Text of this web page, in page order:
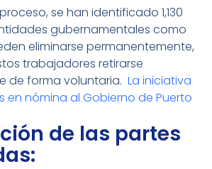
se han identificado 1,130
gubernamentales como
eliminarse permanentemente,
trabajadores retirarse
de forma voluntaria. La iniciativa
en nómina al Gobierno de Puerto
de las partes